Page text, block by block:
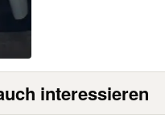
interessieren